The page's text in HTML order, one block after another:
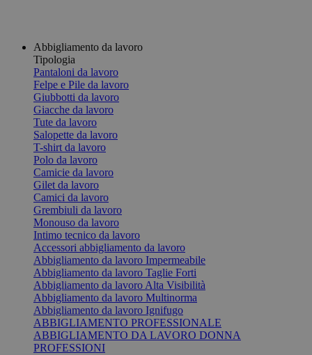
Abbigliamento da lavoro
Tipologia
Pantaloni da lavoro
Felpe e Pile da lavoro
Giubbotti da lavoro
Giacche da lavoro
Tute da lavoro
Salopette da lavoro
T-shirt da lavoro
Polo da lavoro
Camicie da lavoro
Gilet da lavoro
Camici da lavoro
Grembiuli da lavoro
Monouso da lavoro
Intimo tecnico da lavoro
Accessori abbigliamento da lavoro
Abbigliamento da lavoro Impermeabile
Abbigliamento da lavoro Taglie Forti
Abbigliamento da lavoro Alta Visibilità
Abbigliamento da lavoro Multinorma
Abbigliamento da lavoro Ignifugo
ABBIGLIAMENTO PROFESSIONALE
ABBIGLIAMENTO DA LAVORO DONNA
PROFESSIONI